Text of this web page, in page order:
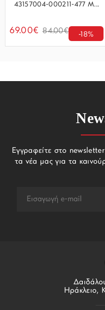
43157004-000211-477 Μ...
69.00€ 84.00€ -18%
Ηράκλειο,
Εγγραφείτε στο
τα νέα μας για τα